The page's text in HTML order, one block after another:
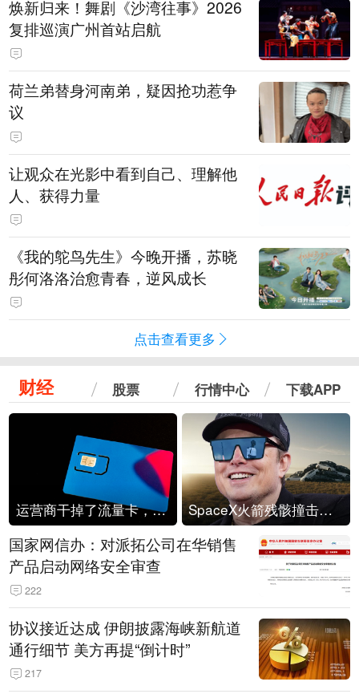
焕新归来！舞剧《沙湾往事》2026
复排巡演广州首站启航
荷兰弟替身河南弟，疑因抢功惹争
议
让观众在光影中看到自己、理解他
人、获得力量
《我的鸵鸟先生》今晚开播，苏晓
彤何洛洛治愈青春，逆风成长
点击查看更多
财经 股票 行情中心 下载APP
运营商干掉了流量卡，他们真的玩不起了 SpaceX火箭残骸撞击月球
国家网信办：对派拓公司在华销售
产品启动网络安全审查
222
协议接近达成 伊朗披露海峡新航道
通行细节 美方再提“倒计时”
217